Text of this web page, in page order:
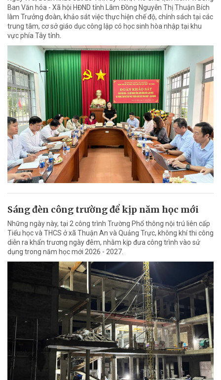
Ban Văn hóa - Xã hội HĐND tỉnh Lâm Đồng Nguyễn Thị Thuận Bích
làm Trưởng đoàn, khảo sát việc thực hiện chế độ, chính sách tại các
trung tâm, cơ sở giáo dục công lập có học sinh hòa nhập tại khu
vực phía Tây tỉnh.
Sáng đèn công trường để kịp năm học mới
Những ngày này, tại 2 công trình Trường Phổ thông nội trú liên cấp
Tiểu học và THCS ở xã Thuận An và Quảng Trực, không khí thi công
diễn ra khẩn trương ngày đêm, nhằm kịp đưa công trình vào sử
dụng trong năm học mới 2026 - 2027.